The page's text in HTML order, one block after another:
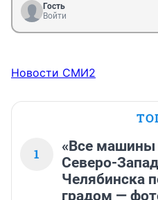
Гость
Войти
Новости СМИ2
1
«Все машины
Северо-
Челябинска
градом —